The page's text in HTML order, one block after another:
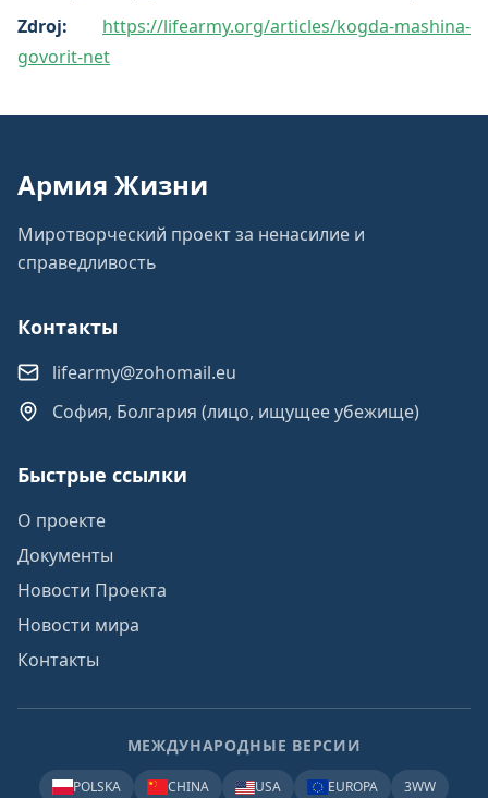
Zdroj:
https://lifearmy.org/articles/kogda-mashina-
govorit-net
Армия Жизни
Миротворческий проект за ненасилие и
справедливость
Контакты
lifearmy@zohomail.eu
София, Болгария (лицо, ищущее убежище)
Быстрые ссылки
О проекте
Документы
Новости Проекта
Новости мира
Контакты
МЕЖДУНАРОДНЫЕ ВЕРСИИ
POLSKA CHINA USA EUROPA 3WW